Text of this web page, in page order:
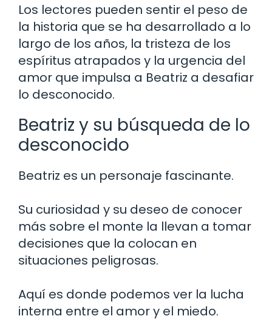
Los lectores pueden sentir el peso de
la historia que se ha desarrollado a lo
largo de los años, la tristeza de los
espíritus atrapados y la urgencia del
amor que impulsa a Beatriz a desafiar
lo desconocido.
Beatriz y su búsqueda de lo
desconocido
Beatriz es un personaje fascinante.
Su curiosidad y su deseo de conocer
más sobre el monte la llevan a tomar
decisiones que la colocan en
situaciones peligrosas.
Aquí es donde podemos ver la lucha
interna entre el amor y el miedo.